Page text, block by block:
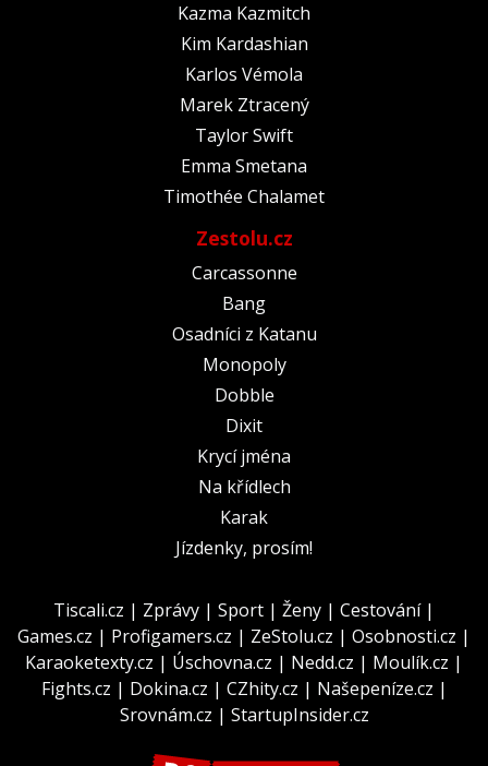
Kazma Kazmitch
Kim Kardashian
Karlos Vémola
Marek Ztracený
Taylor Swift
Emma Smetana
Timothée Chalamet
Zestolu.cz
Carcassonne
Bang
Osadníci z Katanu
Monopoly
Dobble
Dixit
Krycí jména
Na křídlech
Karak
Jízdenky, prosím!
Tiscali.cz | Zprávy | Sport | Ženy | Cestování|
Games.cz | Profigamers.cz | ZeStolu.cz | Osobnosti.cz |
Karaoketexty.cz | Úschovna.cz | Nedd.cz | Moulík.cz |
Fights.cz | Dokina.cz | CZhity.cz | Našepeníze.cz |
Srovnám.cz | StartupInsider.cz